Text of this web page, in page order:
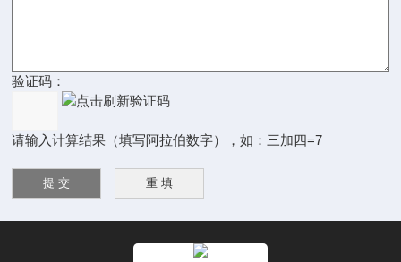
验证码：
请输入计算结果（填写阿拉伯数字），如：三加四=7